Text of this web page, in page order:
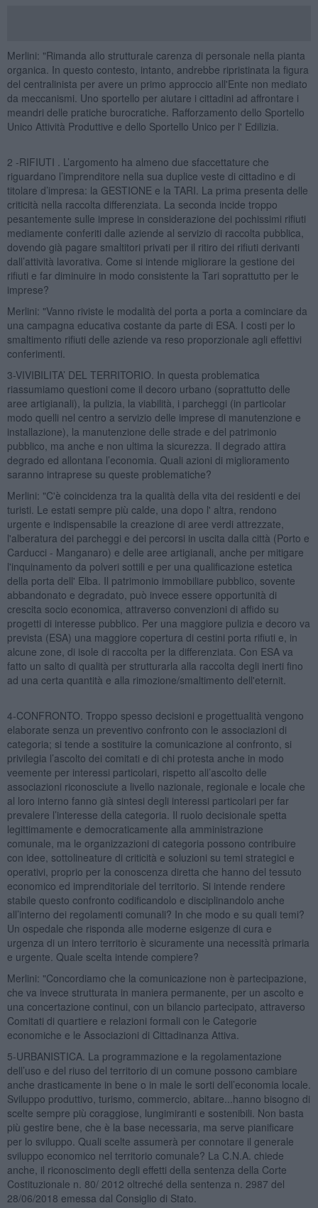
Merlini: "Rimanda allo strutturale carenza di personale nella pianta
organica. In questo contesto, intanto, andrebbe ripristinata la figura
del centralinista per avere un primo approccio all'Ente non mediato
da meccanismi. Uno sportello per aiutare i cittadini ad affrontare i
meandri delle pratiche burocratiche. Rafforzamento dello Sportello
Unico Attività Produttive e dello Sportello Unico per l' Edilizia.
2 -RIFIUTI . L’argomento ha almeno due sfaccettature che
riguardano l’imprenditore nella sua duplice veste di cittadino e di
titolare d’impresa: la GESTIONE e la TARI. La prima presenta delle
criticità nella raccolta differenziata. La seconda incide troppo
pesantemente sulle imprese in considerazione dei pochissimi rifiuti
mediamente conferiti dalle aziende al servizio di raccolta pubblica,
dovendo già pagare smaltitori privati per il ritiro dei rifiuti derivanti
dall’attività lavorativa. Come si intende migliorare la gestione dei
rifiuti e far diminuire in modo consistente la Tari soprattutto per le
imprese?
Merlini: "Vanno riviste le modalità del porta a porta a cominciare da
una campagna educativa costante da parte di ESA. I costi per lo
smaltimento rifiuti delle aziende va reso proporzionale agli effettivi
conferimenti.
3-VIVIBILITA’ DEL TERRITORIO. In questa problematica
riassumiamo questioni come il decoro urbano (soprattutto delle
aree artigianali), la pulizia, la viabilità, i parcheggi (in particolar
modo quelli nel centro a servizio delle imprese di manutenzione e
installazione), la manutenzione delle strade e del patrimonio
pubblico, ma anche e non ultima la sicurezza. Il degrado attira
degrado ed allontana l’economia. Quali azioni di miglioramento
saranno intraprese su queste problematiche?
Merlini: "C'è coincidenza tra la qualità della vita dei residenti e dei
turisti. Le estati sempre più calde, una dopo l' altra, rendono
urgente e indispensabile la creazione di aree verdi attrezzate,
l'alberatura dei parcheggi e dei percorsi in uscita dalla città (Porto e
Carducci - Manganaro) e delle aree artigianali, anche per mitigare
l'inquinamento da polveri sottili e per una qualificazione estetica
della porta dell' Elba. Il patrimonio immobiliare pubblico, sovente
abbandonato e degradato, può invece essere opportunità di
crescita socio economica, attraverso convenzioni di affido su
progetti di interesse pubblico. Per una maggiore pulizia e decoro va
prevista (ESA) una maggiore copertura di cestini porta rifiuti e, in
alcune zone, di isole di raccolta per la differenziata. Con ESA va
fatto un salto di qualità per strutturarla alla raccolta degli inerti fino
ad una certa quantità e alla rimozione/smaltimento dell'eternit.
4-CONFRONTO. Troppo spesso decisioni e progettualità vengono
elaborate senza un preventivo confronto con le associazioni di
categoria; si tende a sostituire la comunicazione al confronto, si
privilegia l’ascolto dei comitati e di chi protesta anche in modo
veemente per interessi particolari, rispetto all’ascolto delle
associazioni riconosciute a livello nazionale, regionale e locale che
al loro interno fanno già sintesi degli interessi particolari per far
prevalere l’interesse della categoria. Il ruolo decisionale spetta
legittimamente e democraticamente alla amministrazione
comunale, ma le organizzazioni di categoria possono contribuire
con idee, sottolineature di criticità e soluzioni su temi strategici e
operativi, proprio per la conoscenza diretta che hanno del tessuto
economico ed imprenditoriale del territorio. Si intende rendere
stabile questo confronto codificandolo e disciplinandolo anche
all’interno dei regolamenti comunali? In che modo e su quali temi?
Un ospedale che risponda alle moderne esigenze di cura e
urgenza di un intero territorio è sicuramente una necessità primaria
e urgente. Quale scelta intende compiere?
Merlini: "Concordiamo che la comunicazione non è partecipazione,
che va invece strutturata in maniera permanente, per un ascolto e
una concertazione continui, con un bilancio partecipato, attraverso
Comitati di quartiere e relazioni formali con le Categorie
economiche e le Associazioni di Cittadinanza Attiva.
5-URBANISTICA. La programmazione e la regolamentazione
dell’uso e del riuso del territorio di un comune possono cambiare
anche drasticamente in bene o in male le sorti dell’economia locale.
Sviluppo produttivo, turismo, commercio, abitare...hanno bisogno di
scelte sempre più coraggiose, lungimiranti e sostenibili. Non basta
più gestire bene, che è la base necessaria, ma serve pianificare
per lo sviluppo. Quali scelte assumerà per connotare il generale
sviluppo economico nel territorio comunale? La C.N.A. chiede
anche, il riconoscimento degli effetti della sentenza della Corte
Costituzionale n. 80/ 2012 oltreché della sentenza n. 2987 del
28/06/2018 emessa dal Consiglio di Stato.